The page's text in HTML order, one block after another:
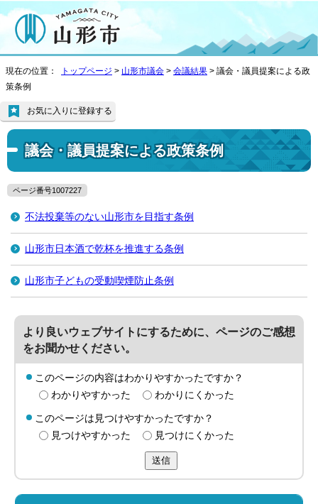
現在の位置： トップページ > 山形市議会 > 会議結果 > 議会・議員提案による政
策条例
議会・議員提案による政策条例
お気に入りに登録する
ページ番号1007227
不法投棄等のない山形市を目指す条例
山形市日本酒で乾杯を推進する条例
山形市子どもの受動喫煙防止条例
より良いウェブサイトにするために、ページのご感想
をお聞かせください。
このページの内容はわかりやすかったですか？
わかりやすかった
わかりにくかった
このページは見つけやすかったですか？
見つけやすかった
見つけにくかった
送信